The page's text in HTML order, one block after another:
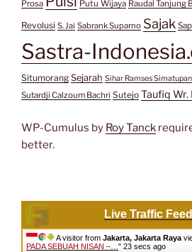
Prosa Putu Wijaya Raudal Tanjung
Revolusi S. Jai Sabrank Suparno Sajak
Sastra-
Situmorang Sejarah Sihar Ramses
Sutardji Calzoum Bachri Sutejo Taufiq Wr.
WP-Cumulus by Roy Tanck
better.
Live Traffic Feed
A visitor from Jakarta, Jakarta Raya
PADA SEBUAH NISAN –… " 24 secs ago